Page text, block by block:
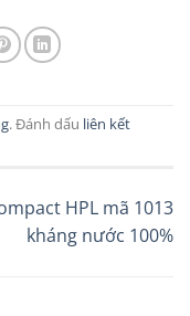
. Đánh dấu liên kết
HPL mã 1013
kháng nước 100%